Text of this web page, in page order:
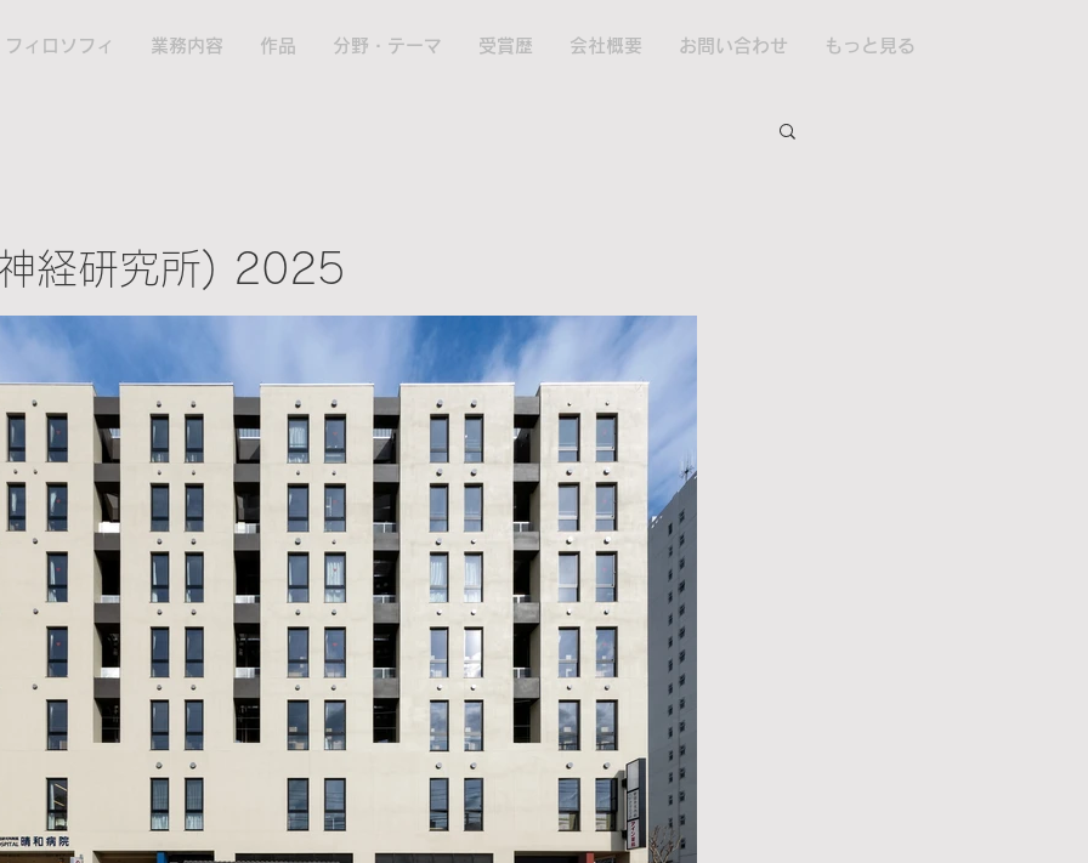
フィロソフィ 業務内容 作品 分野・テーマ 受賞歴 会社概要 お問い合わせ もっと見る
経研究所) 2025